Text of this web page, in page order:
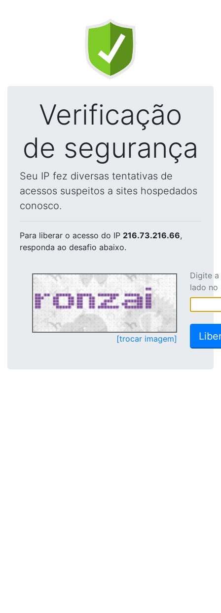
Verificação
de segurança
Seu IP fez diversas tentativas de
acessos suspeitos a sites hospedados
conosco.
Para liberar o acesso do IP 216.73.216.66,
responda ao desafio abaixo.
[trocar imagem]
Digite
lado no